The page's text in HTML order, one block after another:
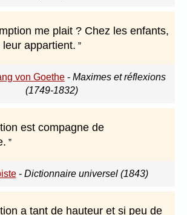
me plait ? Chez les enfants,
appartient.
von Goethe - Maximes et réflexions
(1749-1832)
est compagne de
- Dictionnaire universel (1843)
a tant de hauteur et si peu de